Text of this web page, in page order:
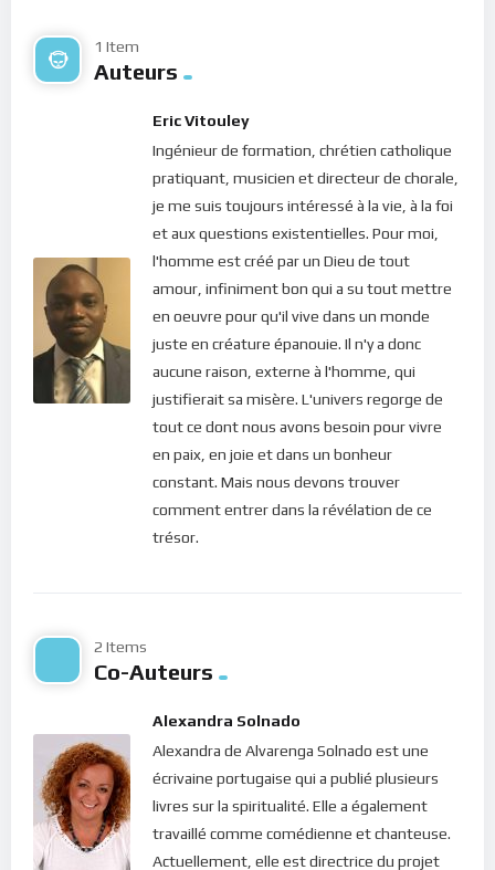
dans notre quotidien. Mais comment une relation se porte-t-
elle lorsque les protagonistes n’ont pas la tête sur les épaules
presqu’exclusivement sur le regard des autres pour mener sa
La qualité de l’ambiance dans une communauté aussi petite
que celle formée par deux individus, dans une famille, une
institution ou une société, dépend toujours du niveau de
conscience de ses membres ! Si tout le monde est fou, c’est la
folie qui s’installe. Si tout le monde est joyeux et aimable, eh
bien, la bienveillance est au rendez-vous et chacun en tire son
bon plaisir ! Saint-Paul apôtre dira : “Si un membre souffre,
tous les membres souffrent avec lui; si un membre est
honoré, tous les membres se réjouissent avec lui” (1
Corinthiens 12.26). Si nous pouvions savoir que tous les
habitants de cette planète sont tous liés entre eux, et liés à
toute la création… si nous pouvions comprendre que rien ne
peut agir sur l’un sans avoir d’impact sur l’ensemble… si
Tout ce que vous voudriez que les hommes fassent pour
vous, vous aussi, faites-le de même pour eux, car c’est ce
7.12). Voilà le secret d’une vie épanouie dans une relation
durable; voilà le fondement de l’amour, de la justice et du
respect fraternel. J’aurais beau connaître toute la loi, les
saintes écritures, et toute la science, si ma vie n’entre pas
dans cette vérité de la Parole, elle ne contribuera qu’à détruire
le monde.
1 Item
Auteurs
Eric Vitouley
Ingénieur de formation, chrétien catholique
pratiquant, musicien et directeur de chorale,
je me suis toujours intéressé à la vie, à la foi
et aux questions existentielles. Pour moi,
l'homme est créé par un Dieu de tout
amour, infiniment bon qui a su tout mettre
en oeuvre pour qu'il vive dans un monde
juste en créature épanouie. Il n'y a donc
aucune raison, externe à l'homme, qui
justifierait sa misère. L'univers regorge de
tout ce dont nous avons besoin pour vivre
en paix, en joie et dans un bonheur
constant. Mais nous devons trouver
comment entrer dans la révélation de ce
trésor.
2 Items
Co-Auteurs
Alexandra Solnado
Alexandra de Alvarenga Solnado est une
écrivaine portugaise qui a publié plusieurs
livres sur la spiritualité. Elle a également
travaillé comme comédienne et chanteuse.
Actuellement, elle est directrice du projet